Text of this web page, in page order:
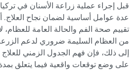
قبل إجراء عملية زراعة الأسنان في
عدة عوامل أساسية لضمان نجاح العلاج.
تقييم صحة الفم والحالة العامة للعظام،
من العظام السليمة ضروري لدعم
إلى ذلك، فإن فهم الجدول الزمني
على وضع توقعات واقعية فيما يتعلق